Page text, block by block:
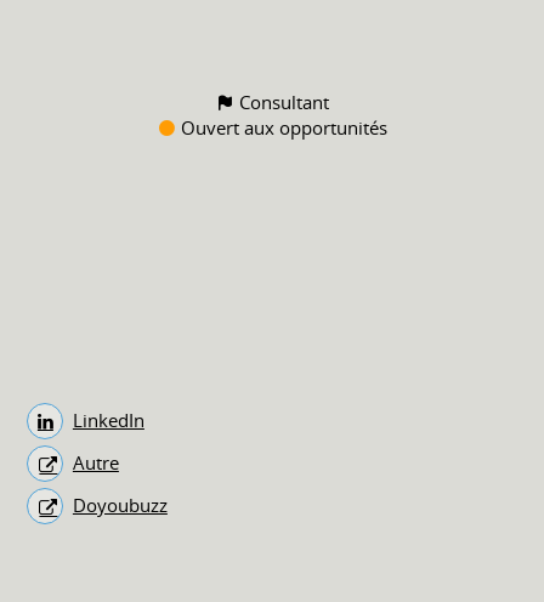
Consultant
Ouvert aux opportunités
LinkedIn
Autre
Doyoubuzz